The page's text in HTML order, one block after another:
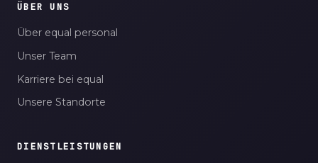
ÜBER UNS
Über equal personal
Unser Team
Karriere bei equal
Unsere Standorte
DIENSTLEISTUNGEN